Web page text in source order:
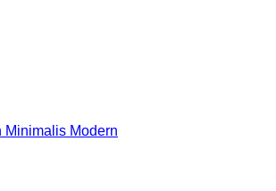
Minimalis Modern